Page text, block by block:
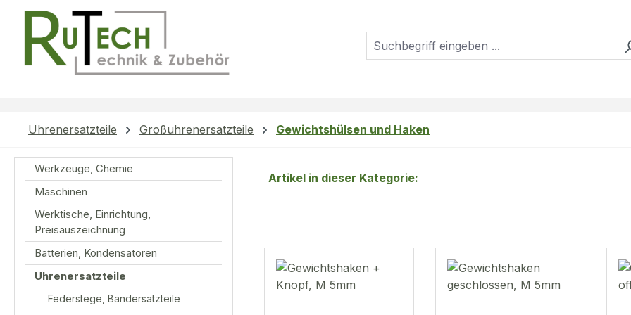
Hauptinhalt springen
Zur Suche springen
Zur Hauptnavigation springen
Uhrenersatzteile Großuhrenersatzteile Gewichtshülsen und Haken
Werkzeuge, Chemie
Maschinen
Werktische, Einrichtung,
Preisauszeichnung
Batterien, Kondensatoren
Uhrenersatzteile
Federstege, Bandersatzteile
Artikel in dieser Kategorie: